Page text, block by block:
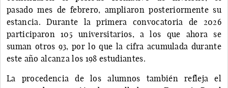
pasado mes de febrero, ampliaron posteriormente su
estancia. Durante la primera convocatoria de 2026
participaron 105 universitarios, a los que ahora se
suman otros 93, por lo que la cifra acumulada durante
este año alcanza los 198 estudiantes.
La procedencia de los alumnos también refleja el